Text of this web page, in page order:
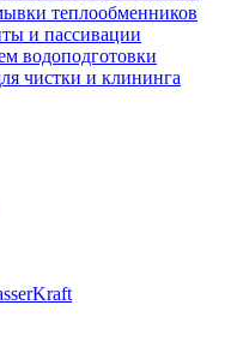
теплообменников
и пассивации
водоподготовки
чистки и клининга